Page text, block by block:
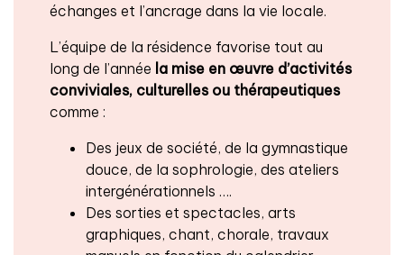
échanges et l’ancrage dans la vie locale.
L’équipe de la résidence favorise tout au
long de l’année la mise en œuvre d’activités
conviviales, culturelles ou thérapeutiques
comme :
Des jeux de société, de la gymnastique
douce, de la sophrologie, des ateliers
intergénérationnels ….
Des sorties et spectacles, arts
graphiques, chant, chorale, travaux